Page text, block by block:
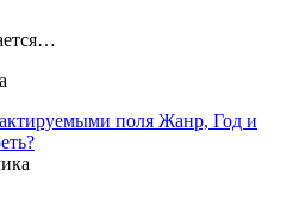
поля Жанр, Год и